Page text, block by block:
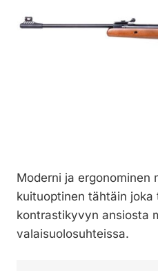
Moderni ja ergonominen
kuituoptinen tähtäin joka
kontrastikyvyn ansiosta
valaisuolosuhteissa.